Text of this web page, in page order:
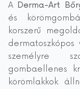
A Derma-Art
és
korszerű
személyre
gombaellenes
körömlakkok